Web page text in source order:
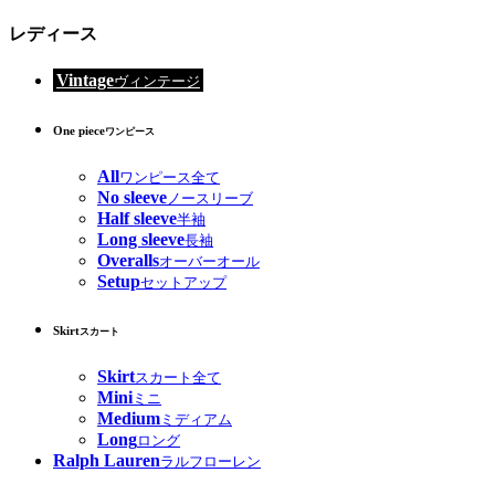
レディース
Vintageヴィンテージ
One pieceワンピース
Allワンピース全て
No sleeve ノースリーブ
Half sleeve半袖
Long sleeve長袖
Overallsオーバーオール
Setupセットアップ
Skirtスカート
Skirtスカート全て
Miniミニ
Medium ミディアム
Longロング
Ralph Laurenラルフローレン